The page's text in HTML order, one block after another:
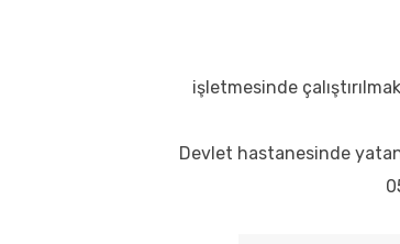
işletmesinde
Devlet hastanesinde